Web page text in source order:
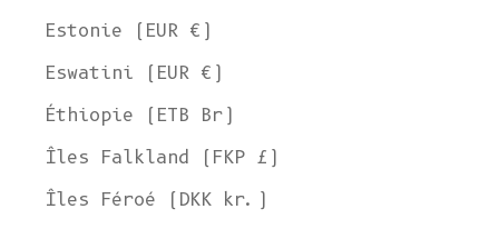
Estonie (EUR €)
Eswatini (EUR €)
Éthiopie (ETB Br)
Îles Falkland (FKP £)
Îles Féroé (DKK kr.)